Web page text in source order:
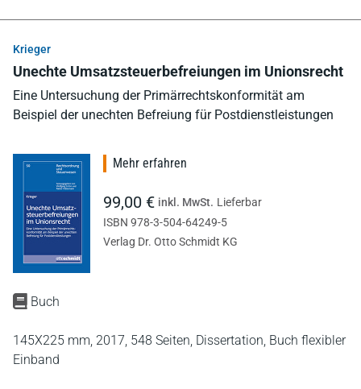
Krieger
Unechte Umsatzsteuerbefreiungen im Unionsrecht
Eine Untersuchung der Primärrechtskonformität am
Beispiel der unechten Befreiung für Postdienstleistungen
Buch
145X225 mm, 2017, 548 Seiten, Dissertation, Buch flexibler
Einband
Mehr erfahren
99,00 € inkl. MwSt. Lieferbar
ISBN 978-3-504-64249-5
Verlag Dr. Otto Schmidt KG